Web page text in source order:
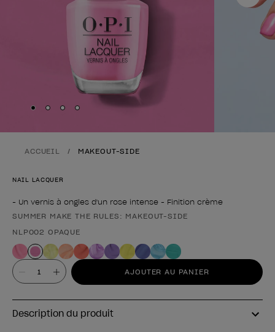
Skip to slide
Skip to slide
Skip to slide
Skip to slide
ACCUEIL MAKEOUT-SIDE
NAIL LACQUER
- Un vernis à ongles d'un rose intense - Finition crème
Forme du produit
SUMMER MAKE THE RULES: MAKEOUT-SIDE
NLP002 OPAQUE
Valeur AJOUTER AU PANIER
Description du produit